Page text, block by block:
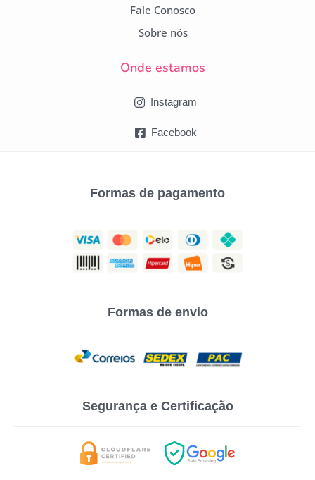
Fale Conosco
Sobre nós
Onde estamos
Instagram
Facebook
Formas de pagamento
Formas de envio
Segurança e Certificação